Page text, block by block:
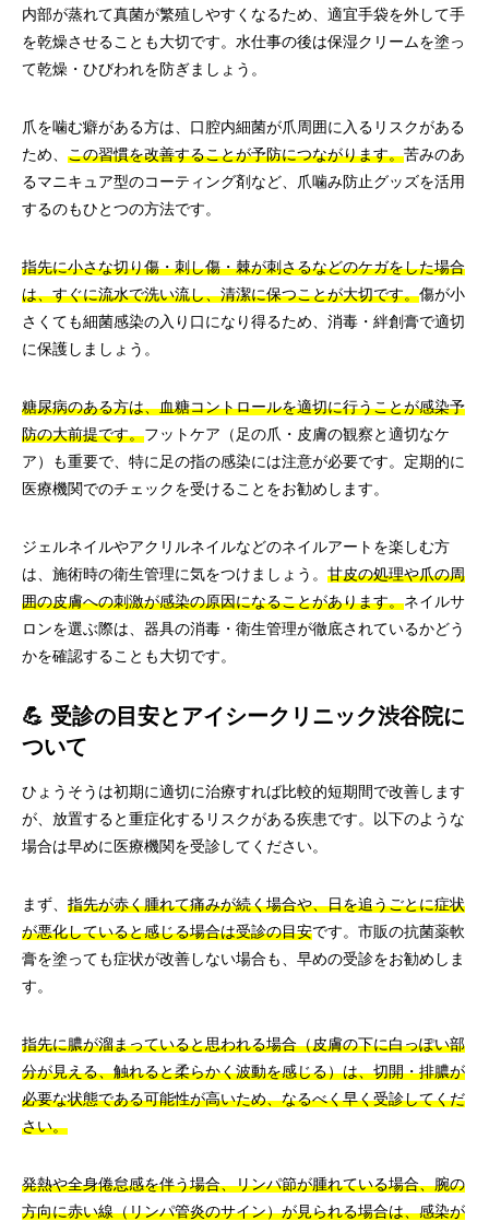
内部が蒸れて真菌が繁殖しやすくなるため、適宜手袋を外して手
を乾燥させることも大切です。水仕事の後は保湿クリームを塗っ
て乾燥・ひびわれを防ぎましょう。
爪を噛む癖がある方は、口腔内細菌が爪周囲に入るリスクがある
ため、 この習慣を改善することが予防につながります。苦みのあ
るマニキュア型のコーティング剤など、爪噛み防止グッズを活用
するのもひとつの方法です。
指先に小さな切り傷・刺し傷・棘が刺さるなどのケガをした場合
は、すぐに流水で洗い流し、清潔に保つことが大切です。傷が小
さくても細菌感染の入り口になり得るため、消毒・絆創膏で適切
に保護しましょう。
糖尿病のある方は、血糖コントロールを適切に行うことが感染予
防の大前提です。フットケア（足の爪・皮膚の観察と適切なケ
ア）も重要で、特に足の指の感染には注意が必要です。定期的に
医療機関でのチェックを受けることをお勧めします。
ジェルネイルやアクリルネイルなどのネイルアートを楽しむ方
は、施術時の衛生管理に気をつけましょう。 甘皮の処理や爪の周
囲の皮膚への刺激が感染の原因になることがあります。ネイルサ
ロンを選ぶ際は、器具の消毒・衛生管理が徹底されているかどう
かを確認することも大切です。
💪 受診の目安とアイシークリニック渋谷院に
ついて
ひょうそうは初期に適切に治療すれば比較的短期間で改善します
が、放置すると重症化するリスクがある疾患です。以下のような
場合は早めに医療機関を受診してください。
まず、 指先が赤く腫れて痛みが続く場合や、日を追うごとに症状
が悪化していると感じる場合は受診の目安です。市販の抗菌薬軟
膏を塗っても症状が改善しない場合も、早めの受診をお勧めしま
す。
指先に膿が溜まっていると思われる場合（皮膚の下に白っぽい部
分が見える、触れると柔らかく波動を感じる）は、切開・排膿が
必要な状態である可能性が高いため、なるべく早く受診してくだ
さい。
発熱や全身倦怠感を伴う場合、リンパ節が腫れている場合、腕の
方向に赤い線（リンパ管炎のサイン）が見られる場合は、感染が